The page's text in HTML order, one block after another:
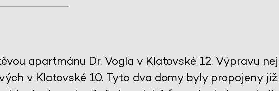
apartmánu Dr. Vogla v Klatovské 12. Výpravu
v Klatovské 10. Tyto dva domy byly propojeny